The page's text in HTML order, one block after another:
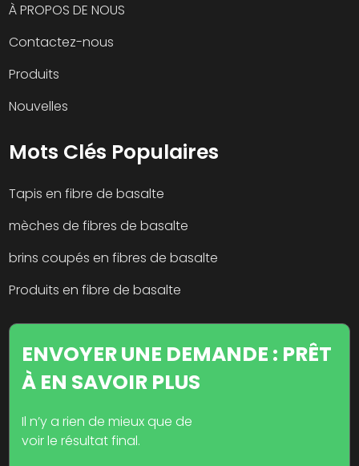
À PROPOS DE NOUS
Contactez-nous
Produits
Nouvelles
Mots Clés Populaires
Tapis en fibre de basalte
mèches de fibres de basalte
brins coupés en fibres de basalte
Produits en fibre de basalte
ENVOYER UNE DEMANDE : PRÊT
À EN SAVOIR PLUS
Il n’y a rien de mieux que de
voir le résultat final.